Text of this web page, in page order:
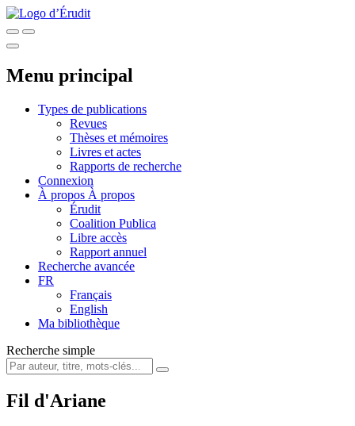
Menu principal
Types de publications
Revues
Thèses et mémoires
Livres et actes
Rapports de recherche
Connexion
À propos À propos
Érudit
Coalition Publica
Libre accès
Rapport annuel
Recherche avancée
FR
Français
English
Ma bibliothèque
Recherche simple
Fil d'Ariane